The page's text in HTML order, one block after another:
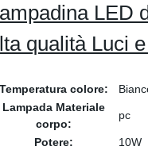
LED
qualità Luci
Temperatura colore:
Lampada Materiale
corpo:
pc
Potere:
10W